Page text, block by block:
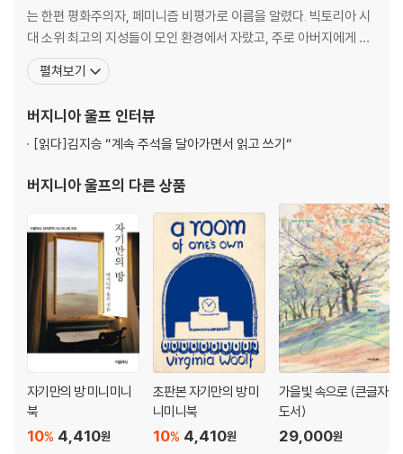
는 한편 평화주의자, 페미니즘 비평가로 이름을 알렸다. 빅토리아 시
대 소위 최고의 지성들이 모인 환경에서 자랐고, 주로 아버지에게 교
육을 받았다. 비평가이자 사상가였던 아버지 레슬리 스티븐의 서재에
서 책을 읽으며 어린 시절을 보냈고 오빠 토비가 케임브리지 대학교
트, 존 메이너드 케인스 등과 교류하며 ‘블룸즈버리
펼쳐보기
버지니아 울프 인터뷰
[읽다]김지승 “계속 주석을 달아가면서 읽고 쓰기“
버지니아 울프의 다른 상품
자기만의 방 미니미니
북
4,410원
10%
초판본 자기만의 방 미
니미니북
4,410원
10%
가을빛 속으로 (큰글자
도서)
29,000원